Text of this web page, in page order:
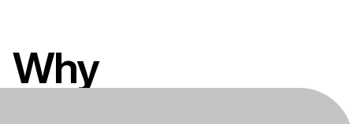
Why